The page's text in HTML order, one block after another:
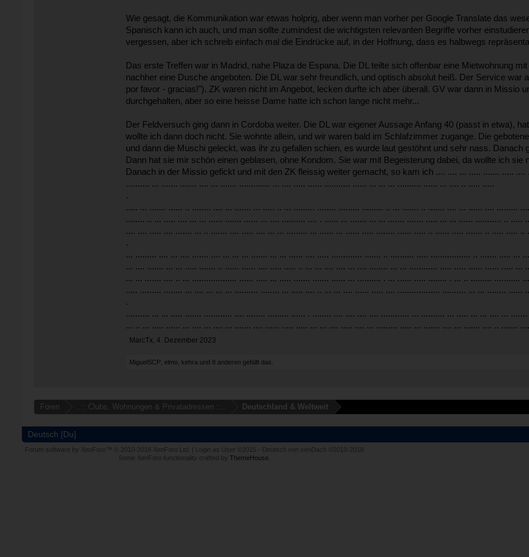
Wie gesagt, die Kommunikation war etwas holprig, aber wenn man vorher per Google Translate das
Spanisch kann ich auch, und man sollte zumindest die wichtigsten relevanten Begriffe vorher
vergessen, aber ich schreib einfach mal die Eindrücke auf, in der Hoffnung, dass es halbwegs
Das erste Treffen war in Madrid, nahe Plaza de Espana. Die DL teilte sich offenbar eine Mietwohnung
nachher eine Dusche angeboten. Die DL war sehr freundlich, und optisch absolut heiß. Der Service
por favor - gracias!"). ZK waren nicht im Angebot, lecken durfte ich aber überall. GV war dann in Missio
durchgehalten, aber so eine heisse Dame hatte ich schon lange nicht mehr...
Der Feldversuch ging dann in Cordoba weiter. Die DL war eigener Aussage Anfang 40 (passt in etwa),
wollte ich dann doch nicht. Sie wohnte allein, und wir waren bald im Schlafzimmer zugange. Die
und dann die Muschi geleckt, was ihr zu gefallen schien, es wurde laut gestöhnt und sehr nass.
Dann hat sie mir schön einen geblasen, ohne Kondom. Sie war mit Begeisterung dabei, da wollte ich
Danach in der Missio gefickt und mit den ZK fleissig weiter gemacht, so kam ich .... .... ... ..... ....... .....
.......... ... ....... ....... .... ... ....... ............. ... .... ..... ...... ........... ...... ... ... ... .......... ...... ... .... .. ..... .....
.
..... ... ....... ...... .. ........ .... ... ....... ... ..... .. ... ......... ........ ......... ......... .. ... ....... .. ....... .... ... ...... .... .........
........ .. ... ..... .... ... ... ...... ....... ...... ... .... .......... .... . ...... ... ....... ... ... ....... ....... ..... ... ... ...... ........... ..
.... .... ..... .... ....... ... .. ....... .... ..... .... ... ... ......... ... ...... ... ...... ..... ........ ...... ..... .. ...... ..... ....... .. ..... .....
.
... ......... .... ... .... ....... .... ... ... ... ....... ... ... ...... .... ..... ............. ....... .. .......... ..... ................. .. ....... ..... ...
... .... ....... ... ... ..... ....... .. ...... ...... .... ..... ..... .. ... ... .... .... ... .... ........ ... ... ............ ..... ..... ...... ...... .....
... ... ....... .... .. ... ................... ...... ..... ... ..... ....... ....... ...... ... .......... . ... ...... ..... ........ . ... .. ......... ...........
..... ......... ........ ... .... ... ... ... .......... ........ ... ..... .... .. ... ... .... ...... ..... .... .................. .......... ... ... ........
.
.......... ... ... ..... ....... ............ .... ........ ......... ...... . ........ .... .... .... .... ............ ... .......... ... ..... ... ... .... ...
... .. ... ..... ...... ... .... ... .... ... ....... .... ...... ..... ..... ... ... .... ..... .... ... ......... ..... ... ....... .... ... ....... .... .. .......
MarcTx 4. Dezember 2023
MiguelSCP elmo kehra und 8 anderen gefällt das.
Foren ..:: Clubs, Wohnungen & Privatadressen ::.. Deutschland & Weltweit
Deutsch [Du]
Forum software by XenForo™ © 2010-2018 XenForo Ltd. | Login as User ©2015 - Deutsch von xenDach
©2010-2018
Some XenForo functionality crafted by ThemeHouse